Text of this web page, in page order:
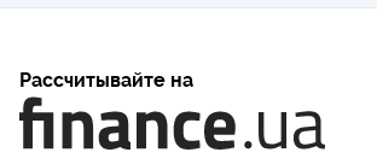
Рассчитывайте на